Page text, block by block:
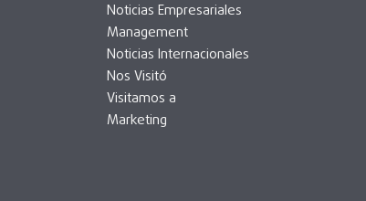
Noticias Empresariales
Management
Noticias Internacionales
Nos Visitó
Visitamos a
Marketing